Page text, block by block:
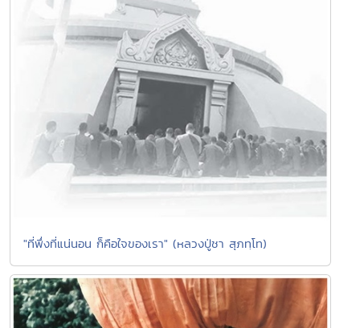
"ที่พึ่งที่แน่นอน ก็คือใจของเรา" (หลวงปู่ชา สุภทฺโท)